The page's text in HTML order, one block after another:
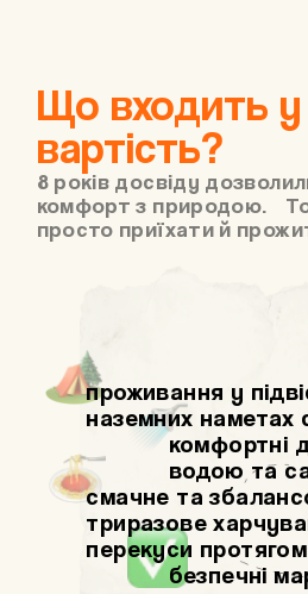
Що входить у
вартість?
8 років досвіду
комфорт з природою.
просто приїхати й
проживання у
наземних наметах
комфортні
водою та
смачне та
триразове
перекуси
безпечні